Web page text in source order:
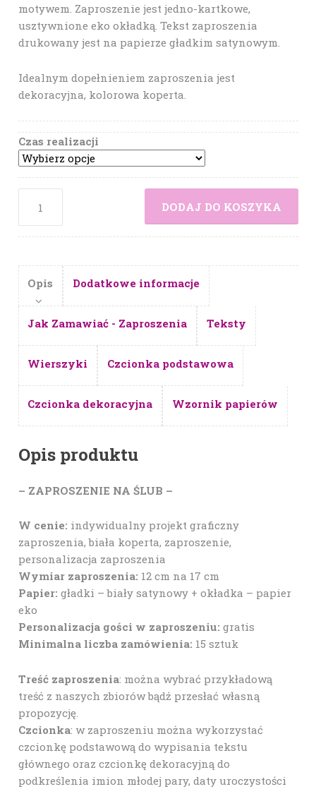
motywem. Zaproszenie jest jedno-kartkowe,
usztywnione eko okładką. Tekst zaproszenia
drukowany jest na papierze gładkim satynowym.
Idealnym dopełnieniem zaproszenia jest
dekoracyjna, kolorowa koperta.
Czas realizacji
DODAJ DO KOSZYKA
Opis Dodatkowe informacje
Jak Zamawiać - Zaproszenia Teksty
Wierszyki Czcionka podstawowa
Czcionka dekoracyjna Wzornik papierów
Opis produktu
– ZAPROSZENIE NA ŚLUB –
W cenie: indywidualny projekt graficzny
zaproszenia, biała koperta, zaproszenie,
personalizacja zaproszenia
Wymiar zaproszenia: 12 cm na 17 cm
Papier: gładki – biały satynowy + okładka – papier
eko
Personalizacja gości w zaproszeniu: gratis
Minimalna liczba zamówienia: 15 sztuk
Treść zaproszenia: można wybrać przykładową
treść z naszych zbiorów bądź przesłać własną
propozycję.
Czcionka: w zaproszeniu można wykorzystać
czcionkę podstawową do wypisania tekstu
głównego oraz czcionkę dekoracyjną do
podkreślenia imion młodej pary, daty uroczystości